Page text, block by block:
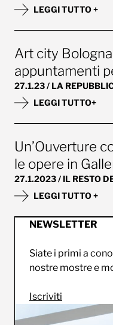
LEGGI TUTTO +
Art city
appuntamenti
27.1.23 / LA
LEGGI TUTTO+
Un’Ouverture
le opere in
27.1.2023 / IL RESTO
LEGGI TUTTO +
NEWSLETTER
Siate i primi a
nostre mostre e
Iscriviti